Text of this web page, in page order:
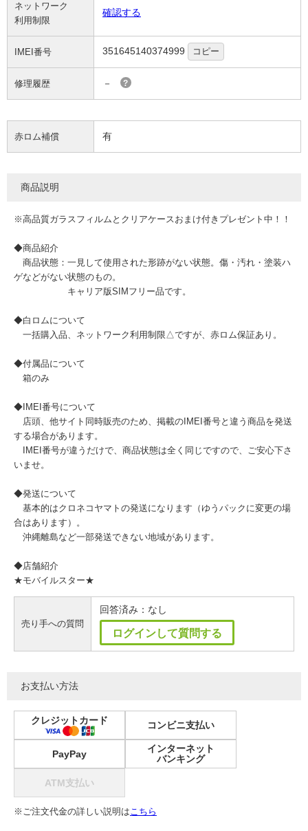
ネットワーク
利用制限
確認する
IMEI番号 351645140374999 コピー
修理履歴 － ?
赤ロム補償 有
商品説明
※高品質ガラスフィルムとクリアケースおまけ付きプレゼント中！！
◆商品紹介
商品状態：一見して使用された形跡がない状態。傷・汚れ・塗装ハ
ゲなどがない状態のもの。
キャリア版SIMフリー品です。
◆白ロムについて
一括購入品、ネットワーク利用制限△ですが、赤ロム保証あり。
◆付属品について
箱のみ
◆IMEI番号について
店頭、他サイト同時販売のため、掲載のIMEI番号と違う商品を発送
する場合があります。
IMEI番号が違うだけで、商品状態は全く同じですので、ご安心下さ
いませ。
◆発送について
基本的はクロネコヤマトの発送になります（ゆうパックに変更の場
合はあります）。
沖縄離島など一部発送できない地域があります。
◆店舗紹介
★モバイルスター★
売り手への質問
回答済み：なし
ログインして質問する
お支払い方法
クレジットカード コンビニ支払い
PayPay
インターネット
バンキング
ATM支払い
※ご注文代金の詳しい説明はこちら